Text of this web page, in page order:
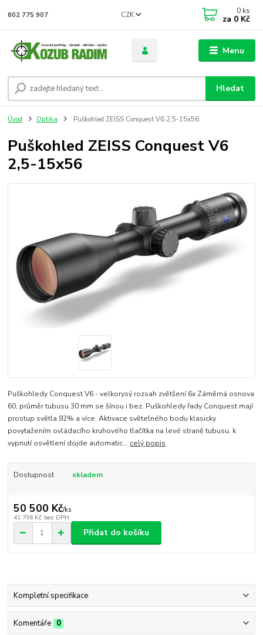
Menu
CZK
Hledat
602 775 907 0 ks
za 0 Kč
Úvod Optika Puškohled ZEISS Conquest V6 2,5-15x56
Puškohled ZEISS Conquest V6
2,5-15x56
Puškohledy Conquest V6 - velkorysý rozsah zvětšení 6x Záměrná osnova
60, průměr tubusu 30 mm se šínou i bez. Puškohledy řady Conquest mají
prostup světla 92% a více. Aktivace světelného bodu klasicky
povytažením ovládacího kruhového tlačítka na levé straně tubusu, k
vypnutí osvětlení dojde automatic... celý popis
Dostupnost skladem
50 500 Kč/ks
41 736 Kč bez DPH
Přidat do košíku
Kompletní specifikace
Komentáře 0